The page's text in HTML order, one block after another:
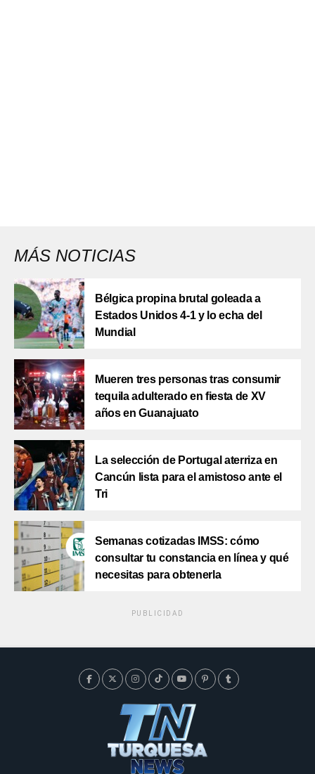
MÁS NOTICIAS
Bélgica propina brutal goleada a
Estados Unidos 4-1 y lo echa del
Mundial
Mueren tres personas tras consumir
tequila adulterado en fiesta de XV
años en Guanajuato
La selección de Portugal aterriza en
Cancún lista para el amistoso ante el
Tri
Semanas cotizadas IMSS: cómo
consultar tu constancia en línea y qué
necesitas para obtenerla
PUBLICIDAD